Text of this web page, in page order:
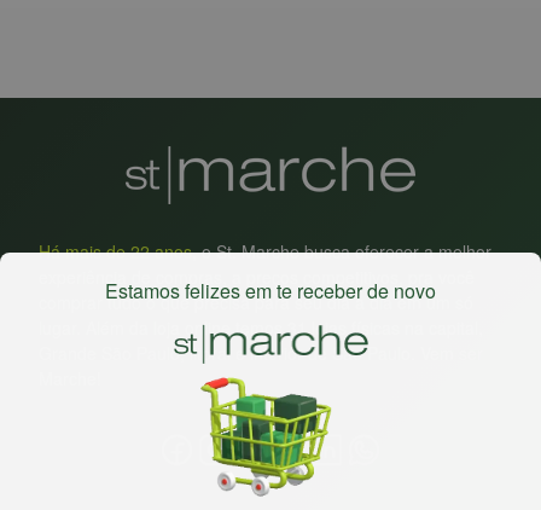
Há mais de 22 anos, o St. Marche busca oferecer a melhor
comprar tudo o que precisa para seu dia a dia em um só
lugar. Além da loja online temos 31 lojas físicas na capital,
Grande São Paulo, litoral e interior de São Paulo. Vem ser
Estamos felizes em te receber de novo